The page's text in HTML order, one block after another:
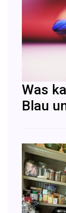
Was
Blau